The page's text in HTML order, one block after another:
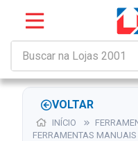
VOLTAR
INÍCIO
FERRAMENTAS MANUAIS